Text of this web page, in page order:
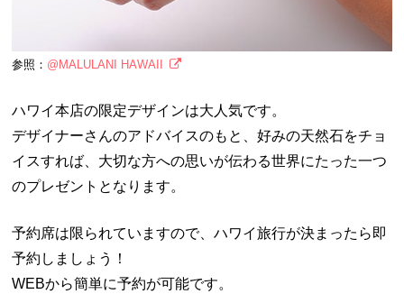
参照： @MALULANI HAWAII
ハワイ本店の限定デザインは大人気です。
デザイナーさんのアドバイスのもと、好みの天然石をチョ
イスすれば、大切な方への思いが伝わる世界にたった一つ
のプレゼントとなります。
予約席は限られていますので、ハワイ旅行が決まったら即
予約しましょう！
WEBから簡単に予約が可能です。